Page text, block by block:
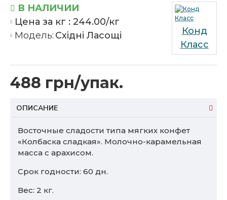
488 грн/упак.
В НАЛИЧИИ
Цена за кг : 244.00/кг
Модель: Східні Ласощі
Конд
Класс
ОПИСАНИЕ
Восточные сладости типа мягких конфет
«Колбаска сладкая». Молочно-карамельная
масса с арахисом.
Срок годности: 60 дн.
Вес: 2 кг.